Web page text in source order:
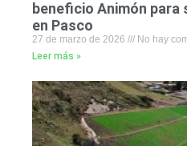
beneficio Animón
en Pasco
27 de marzo de 2026
No hay
Leer más »